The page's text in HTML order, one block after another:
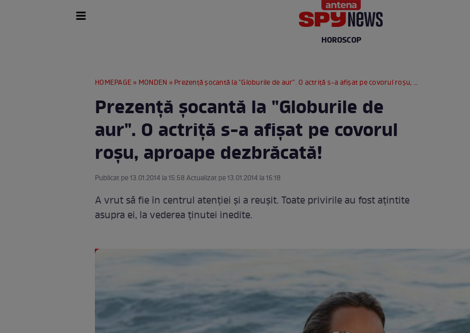
HOROSCOP
HOMEPAGE » MONDEN » Prezenţă şocantă la "Globurile de aur". O actriţă s-a afişat pe covorul roşu, aproape dezbrăcată!
Prezenţă şocantă la "Globurile de
aur". O actriţă s-a afişat pe covorul
roşu, aproape dezbrăcată!
Publicat pe 13.01.2014 la 15:58 Actualizat pe 13.01.2014 la 16:18
A vrut să fie în centrul atenţiei şi a reuşit. Toate privirile au fost aţintite
asupra ei, la vederea ţinutei inedite.